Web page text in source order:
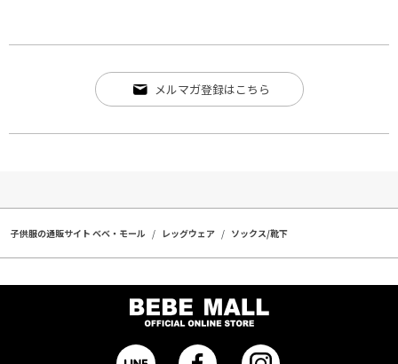
メルマガ登録はこちら
子供服の通販サイト ベベ・モール レッグウェア ソックス/靴下